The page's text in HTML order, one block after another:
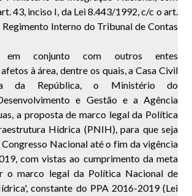
43, inciso I, da Lei 8.443/1992, c/c o art.
Regimento Interno do Tribunal de Contas
em conjunto com outros entes
à área, dentre os quais, a Casa Civil
da República, o Ministério do
e Gestão e a Agência
a proposta de marco legal da Política
Hídrica (PNIH), para que seja
Congresso Nacional até o fim da vigência
com vistas ao cumprimento da meta
o marco legal da Política Nacional de
constante do PPA 2016-2019 (Lei